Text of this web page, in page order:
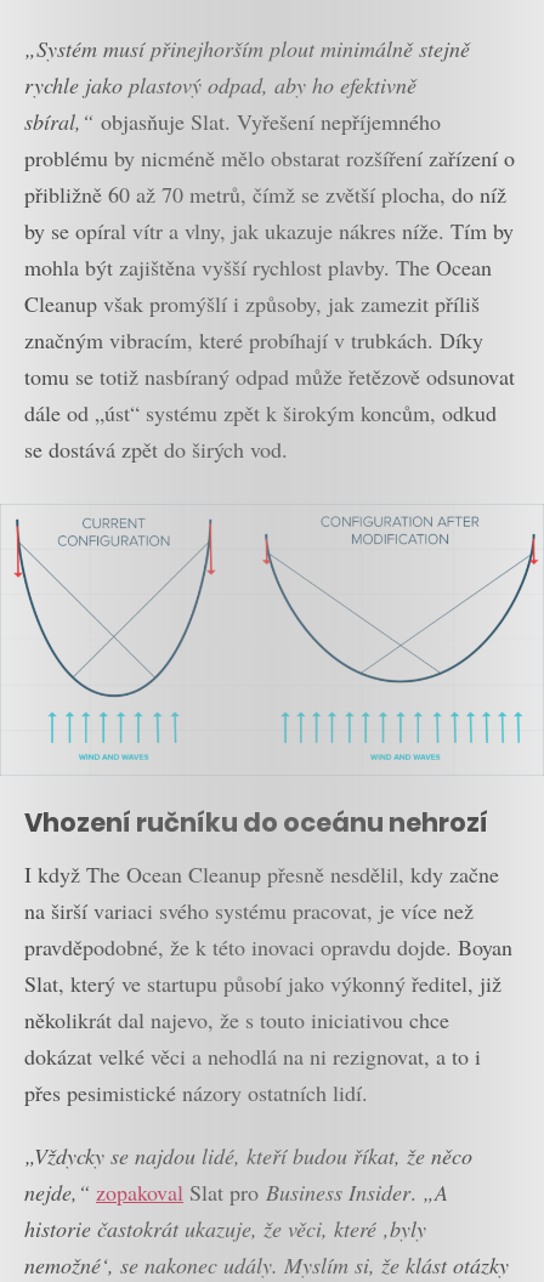
„Systém musí přinejhorším plout minimálně stejně
rychle jako plastový odpad, aby ho efektivně
sbíral,“ objasňuje Slat. Vyřešení nepříjemného
problému by nicméně mělo obstarat rozšíření zařízení o
přibližně 60 až 70 metrů, čímž se zvětší plocha, do níž
by se opíral vítr a vlny, jak ukazuje nákres níže. Tím by
mohla být zajištěna vyšší rychlost plavby. The Ocean
Cleanup však promýšlí i způsoby, jak zamezit příliš
značným vibracím, které probíhají v trubkách. Díky
tomu se totiž nasbíraný odpad může řetězově odsunovat
dále od „úst“ systému zpět k širokým koncům, odkud
se dostává zpět do širých vod.
Vhození ručníku do oceánu nehrozí
I když The Ocean Cleanup přesně nesdělil, kdy začne
na širší variaci svého systému pracovat, je více než
pravděpodobné, že k této inovaci opravdu dojde. Boyan
Slat, který ve startupu působí jako výkonný ředitel, již
několikrát dal najevo, že s touto iniciativou chce
dokázat velké věci a nehodlá na ni rezignovat, a to i
přes pesimistické názory ostatních lidí.
„Vždycky se najdou lidé, kteří budou říkat, že něco
nejde,“ zopakoval Slat pro Business Insider. „A
historie častokrát ukazuje, že věci, které ‚byly
nemožné‘, se nakonec udály. Myslím si, že klást otázky